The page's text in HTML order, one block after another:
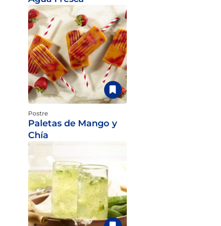
Postre
Paletas de Mango y
Chía